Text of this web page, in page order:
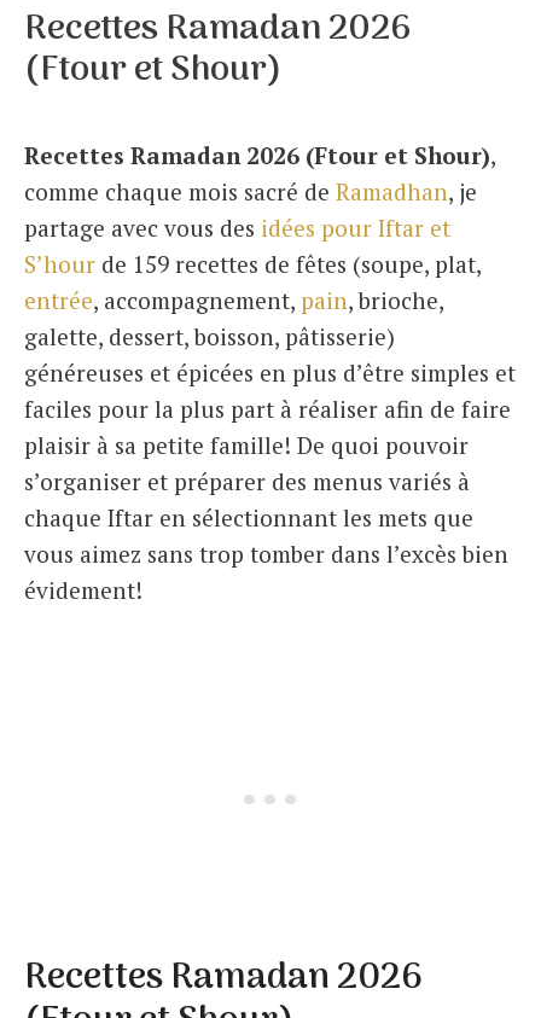
r
Recettes Ramadan 2026
(Ftour et Shour)
Recettes Ramadan 2026 (Ftour et Shour),
comme chaque mois sacré de Ramadhan, je
partage avec vous des idées pour Iftar et
S’hour de 159 recettes de fêtes (soupe, plat,
entrée, accompagnement, pain, brioche,
galette, dessert, boisson, pâtisserie)
généreuses et épicées en plus d’être simples et
faciles pour la plus part à réaliser afin de faire
plaisir à sa petite famille! De quoi pouvoir
s’organiser et préparer des menus variés à
chaque Iftar en sélectionnant les mets que
vous aimez sans trop tomber dans l’excès bien
évidement!
Recettes Ramadan 2026